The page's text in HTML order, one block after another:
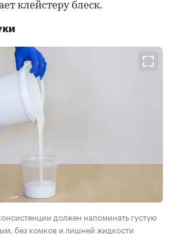
клейстеру блеск.
должен напоминать густую
без комков и лишней жидкости